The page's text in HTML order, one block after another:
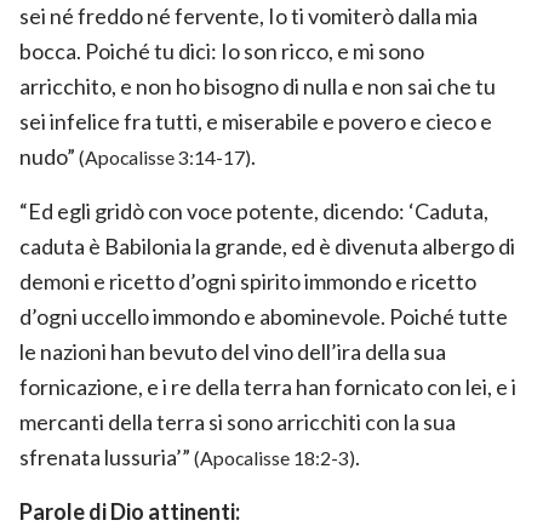
sei né freddo né fervente, Io ti vomiterò dalla mia
bocca. Poiché tu dici: Io son ricco, e mi sono
arricchito, e non ho bisogno di nulla e non sai che tu
sei infelice fra tutti, e miserabile e povero e cieco e
nudo” (Apocalisse 3:14-17).
“Ed egli gridò con voce potente, dicendo: ‘Caduta,
caduta è Babilonia la grande, ed è divenuta albergo di
demoni e ricetto d’ogni spirito immondo e ricetto
d’ogni uccello immondo e abominevole. Poiché tutte
le nazioni han bevuto del vino dell’ira della sua
fornicazione, e i re della terra han fornicato con lei, e i
mercanti della terra si sono arricchiti con la sua
sfrenata lussuria’” (Apocalisse 18:2-3).
Parole di Dio attinenti: